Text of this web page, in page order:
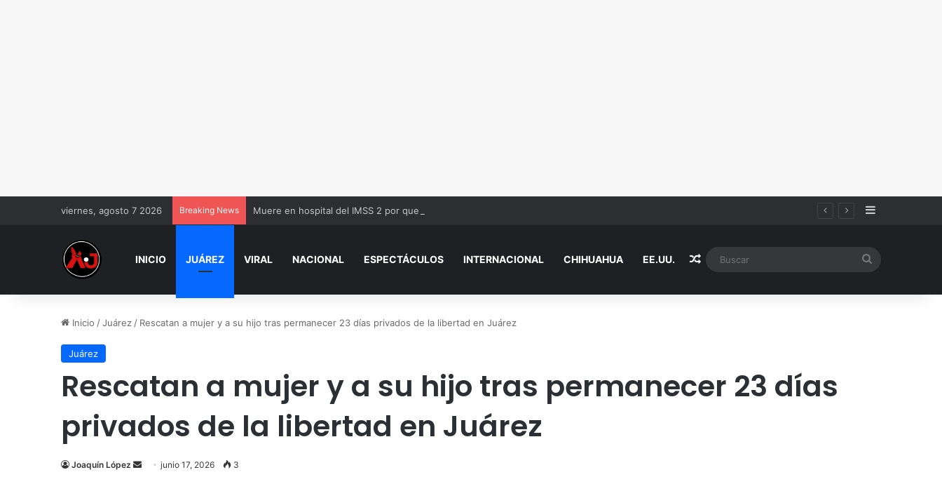
viernes, agosto 7 2026 Breaking News Muere en hospital del IMSS 2 por quemaduras Sidebar
INICIO JUÁREZ VIRAL NACIONAL ESPECTÁCULOS INTERNACIONAL CHIHUAHUA EE.UU. Random Article
Inicio /Juárez / Rescatan a mujer y a su hijo tras permanecer 23 días privados de la libertad en Juárez
Juárez
Rescatan a mujer y a su hijo tras permanecer 23 días
privados de la libertad en Juárez
Joaquín López
Sendjunio 17, 2026 3